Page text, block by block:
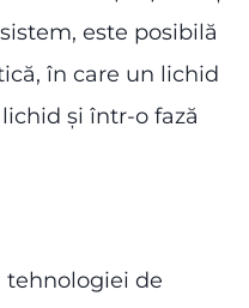
este posibilă
în care un lichid
și într-o fază
tehnologiei de